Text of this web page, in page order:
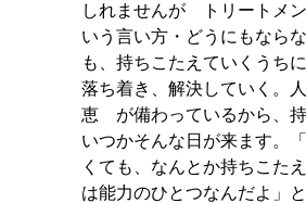
しれませんが トリートメ
いう言い方・どうにもなら
も、持ちこたえていくうち
落ち着き、解決していく。
恵 が備わっているから、持
いつかそんな日が来ます。
くても、なんとか持ちこた
は能力のひとつなんだよ」